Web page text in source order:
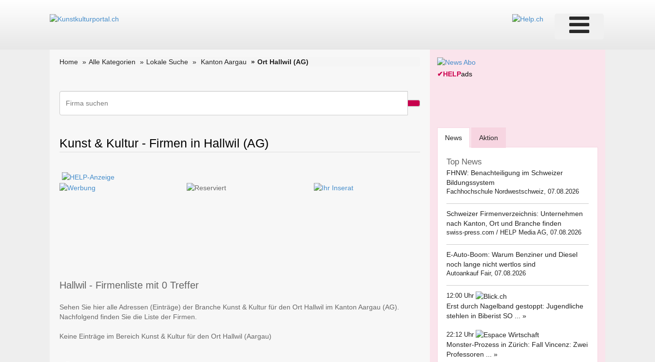
Home Alle Kategorien Lokale Suche Kanton Aargau Ort Hallwil (AG)
Kunst & Kultur - Firmen in Hallwil (AG)
Hallwil - Firmenliste mit 0 Treffer
Sehen Sie hier alle Adressen (Einträge) der Branche Kunst & Kultur für den Ort Hallwil im Kanton Aargau (AG).
Nachfolgend finden Sie die Liste der Firmen.
Keine Einträge im Bereich Kunst & Kultur für den Ort Hallwil (Aargau)
✔HELPads
News Aktion
Top News
FHNW: Benachteiligung im Schweizer
Bildungssystem
Fachhochschule Nordwestschweiz, 07.08.2026
Schweizer Firmenverzeichnis: Unternehmen
nach Kanton, Ort und Branche finden
swiss-press.com / HELP Media AG, 07.08.2026
E-Auto-Boom: Warum Benziner und Diesel
noch lange nicht wertlos sind
Autoankauf Fair, 07.08.2026
12:00 Uhr
Erst durch Nagelband gestoppt: Jugendliche
stehlen in Biberist SO ... »
22:12 Uhr
Monster-Prozess in Zürich: Fall Vincenz: Zwei
Professoren ... »